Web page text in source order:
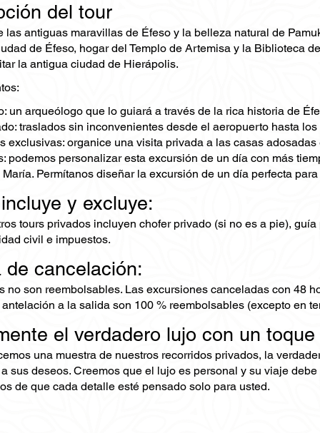
del tour
las antiguas maravillas de Éfeso y la belleza natural de
de Éfeso, hogar del Templo de Artemisa y la Biblioteca
la antigua ciudad de Hierápolis.
un arqueólogo que lo guiará a través de la rica historia de
traslados sin inconvenientes desde el aeropuerto hasta
exclusivas: organice una visita privada a las casas
podemos personalizar esta excursión de un día con más
Permítanos diseñar la excursión de un día perfecta
y excluye:
tours privados incluyen chofer privado (si no es a pie),
civil e impuestos.
de cancelación:
no son reembolsables. Las excursiones canceladas con 48
a la salida son 100 % reembolsables (excepto en
el verdadero lujo con un
una muestra de nuestros recorridos privados, la
sus deseos. Creemos que el lujo es personal y su viaje
de que cada detalle esté pensado solo para usted.